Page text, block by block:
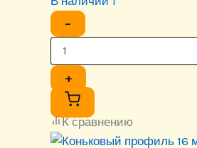
−
+
К сравнению